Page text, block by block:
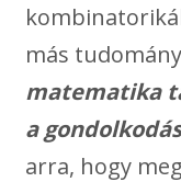
más
matematika
a
arra, hogy